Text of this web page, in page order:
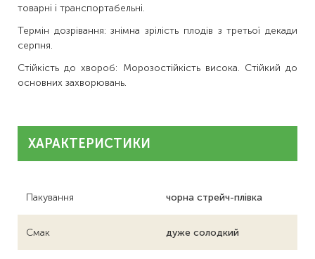
товарні і транспортабельні.
Термін дозрівання: знімна зрілість плодів з третьої декади
серпня.
Стійкість до хвороб: Морозостійкість висока. Стійкий до
основних захворювань.
ХАРАКТЕРИСТИКИ
Пакування чорна стрейч-плівка
Смак дуже солодкий